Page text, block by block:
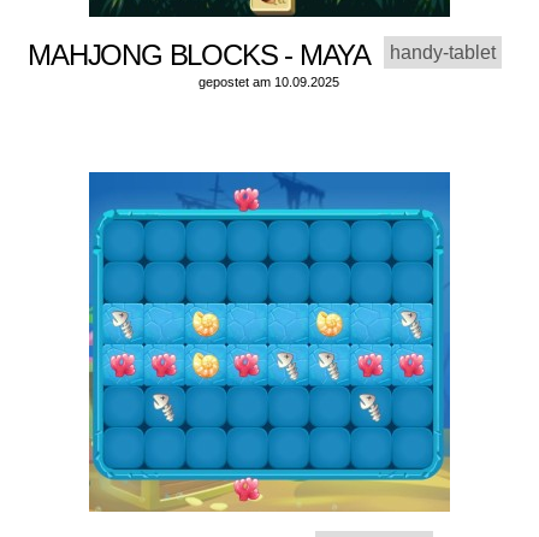
MAHJONG BLOCKS - MAYA handy-tablet
gepostet am 10.09.2025